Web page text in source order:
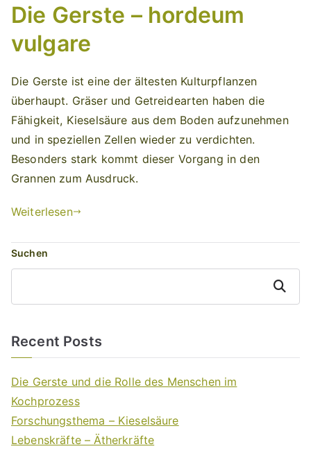
Die Gerste – hordeum
vulgare
Die Gerste ist eine der ältesten Kulturpflanzen
überhaupt. Gräser und Getreidearten haben die
Fähigkeit, Kieselsäure aus dem Boden aufzunehmen
und in speziellen Zellen wieder zu verdichten.
Besonders stark kommt dieser Vorgang in den
Grannen zum Ausdruck.
Weiterlesen
Suchen
Suchen
Recent Posts
Die Gerste und die Rolle des Menschen im
Kochprozess
Forschungsthema – Kieselsäure
Lebenskräfte – Ätherkräfte